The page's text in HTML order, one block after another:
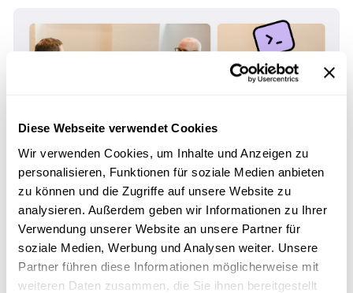
Diese Webseite verwendet Cookies
Wir verwenden Cookies, um Inhalte und Anzeigen zu
personalisieren, Funktionen für soziale Medien anbieten
zu können und die Zugriffe auf unsere Website zu
analysieren. Außerdem geben wir Informationen zu Ihrer
Verwendung unserer Website an unsere Partner für
soziale Medien, Werbung und Analysen weiter. Unsere
Partner führen diese Informationen möglicherweise mit
weiteren Daten zusammen, die Sie ihnen bereitgestellt
Komplexität in Chancen
verwandeln
Spiriis APIs verwandeln technische Komplexität in
Chancen. Durch die Abstraktion von Protokollen und